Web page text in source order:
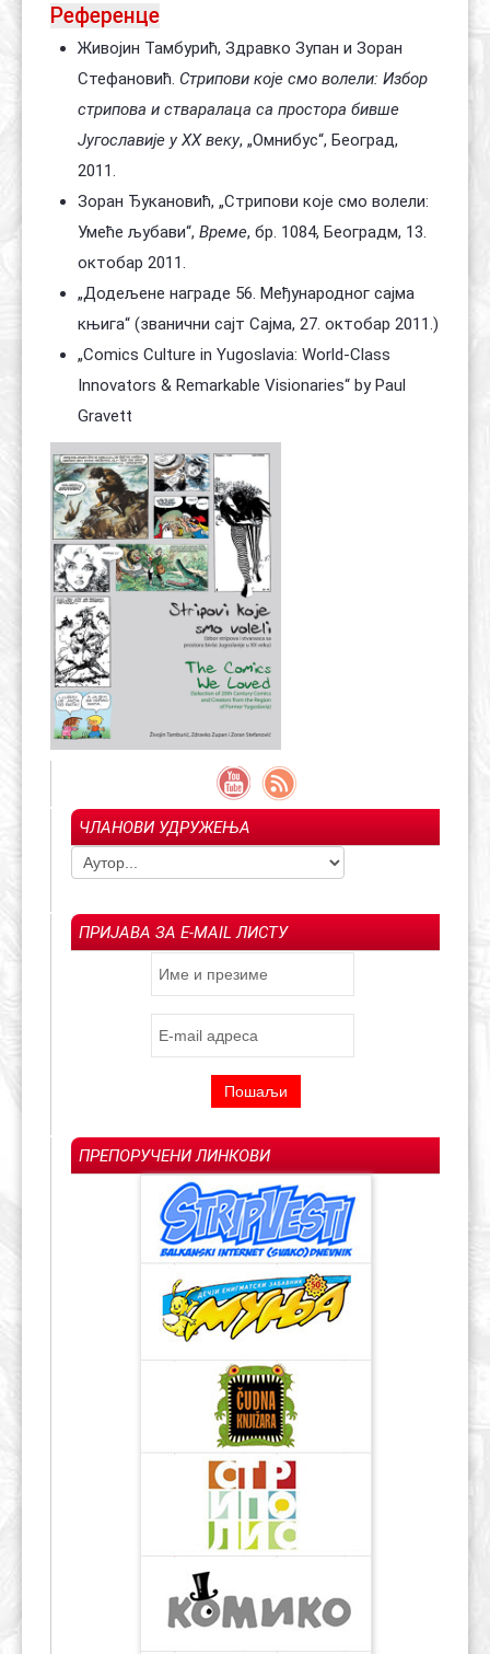
Референце
Живојин Тамбурић, Здравко Зупан и Зоран
Стефановић. Стрипови које смо волели: Избор
стрипова и стваралаца са простора бивше
Југославије у XX веку, „Омнибус“, Београд,
2011.
Зоран Ђукановић, „Стрипови које смо волели:
Умеће љубави“, Време, бр. 1084, Београдм, 13.
октобар 2011.
„Додељене награде 56. Међународног сајма
књига“ (званични сајт Сајма, 27. октобар 2011.)
„Comics Culture in Yugoslavia: World-Class
Innovators & Remarkable Visionaries“ by Paul
Gravett
ЧЛАНОВИ УДРУЖЕЊА
ПРИЈАВА ЗА E-MAIL ЛИСТУ
ПРЕПОРУЧЕНИ ЛИНКОВИ